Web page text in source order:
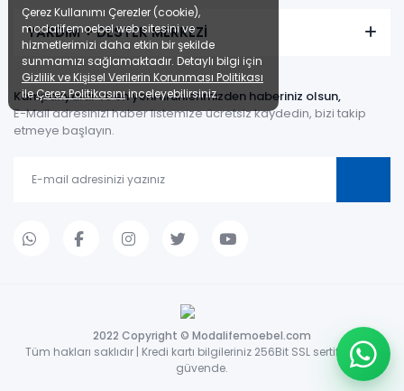
YARDIM + DESTEK MERKEZİ
Kampanyalar ve en yeni ürünlerimizden haberiniz olsun,
E-Mail adresinizi haber listemize ücretsiz kaydedin, bizi takip
etmeye başlayın.
2022 Copyright © Modalifemoebel.com
Tüm hakları saklıdır | Kredi kartı bilgileriniz 256Bit SSL sertifikası ile
güvende.
Çerez Kullanımı Çerezler (cookie),
modalifemoebel web sitesini ve
hizmetlerimizi daha etkin bir şekilde
sunmamızı sağlamaktadır. Detaylı bilgi için
Gizlilik ve Kişisel Verilerin Korunması Politikası
ileÇerez Politikasınıinceleyebilirsiniz.